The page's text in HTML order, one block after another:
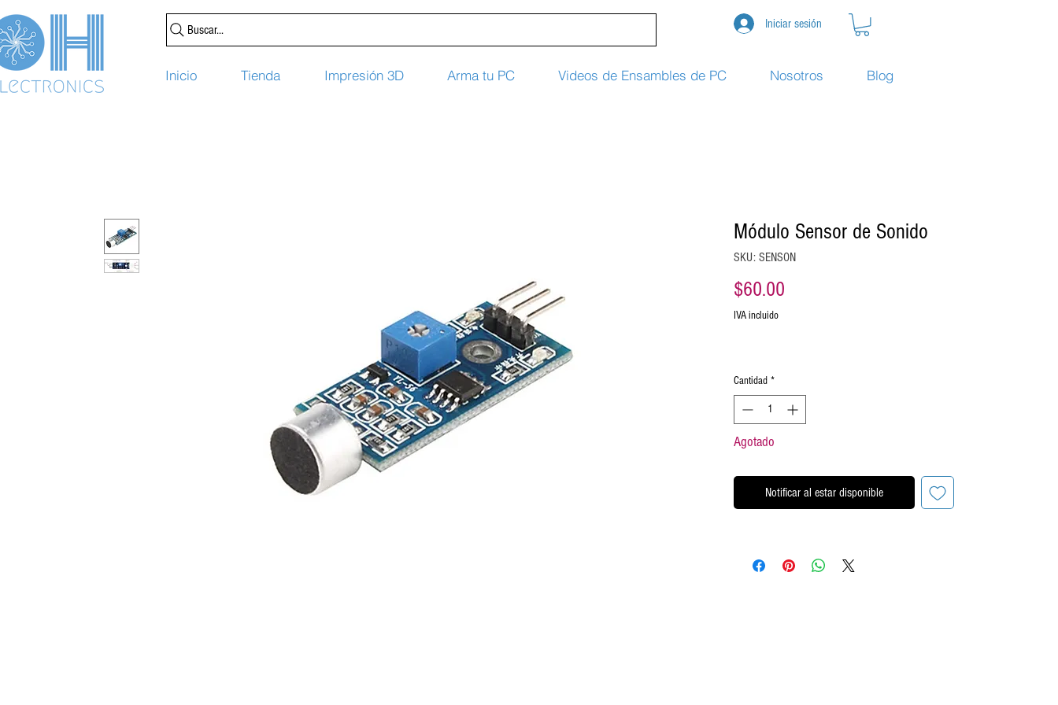
Buscar... Iniciar sesión
Inicio Tienda Impresión 3D Arma tu PC Videos de Ensambles de PC Nosotros Blog
Módulo Sensor de Sonido
SKU: SENSON
$60.00
IVA incluido
Cantidad *
Agotado
Notificar al estar disponible